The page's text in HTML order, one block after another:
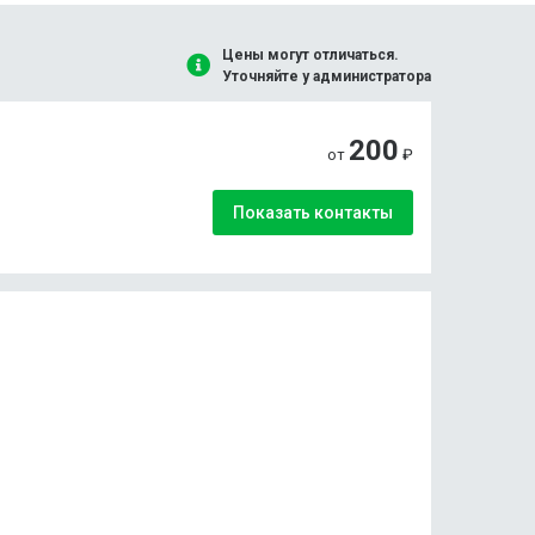
Цены могут отличаться.
Уточняйте у администратора
от 200 ₽
Показать контакты